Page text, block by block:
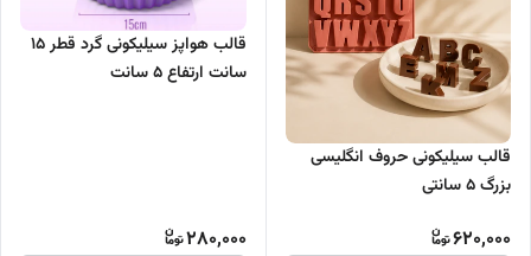
قالب سیلیکونی حروف انگلیسی
بزرگ 5 سانتی
620,000
قالب هواپز سیلیکونی گرد قطر 15
سانت ارتفاع 5 سانت
280,000